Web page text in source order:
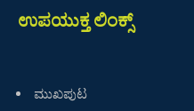
ಉಪಯುಕ್ತ ಲಿಂಕ್ಸ್
ಮುಖಪುಟ